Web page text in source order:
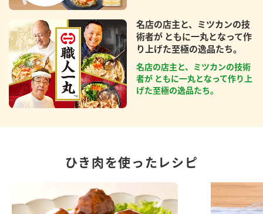
名店の店主と、ミツカンの技
術者が ともに一丸となって作
り上げた至極の逸品たち。
名店の店主と、ミツカンの技術
者が ともに一丸となって作り上
げた至極の逸品たち。
ひき肉を使ったレシピ